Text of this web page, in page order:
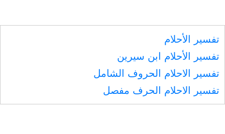
تفسير الأحلام
تفسير الأحلام ابن سيرين
تفسير الاحلام الحروف الشامل
تفسير الاحلام الحرف مفصل